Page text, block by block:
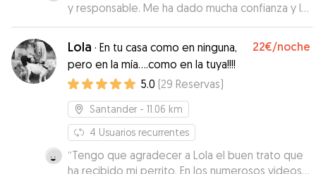
y responsable. Me ha dado mucha confianza y la
recomiendo como paseadora. Gracias”
Lola · En tu casa como en ninguna,
pero en la mía....como en la tuya!!!!
22€/noche
5.0 (29 Reservas)
Santander - 11.06 km
4 Usuarios recurrentes
“Tengo que agradecer a Lola el buen trato que
ha recibido mi perrito. En los numerosos videos